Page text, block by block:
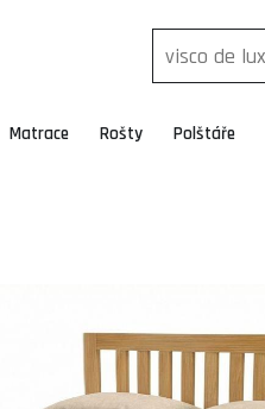
Matrace Rošty Polštáře